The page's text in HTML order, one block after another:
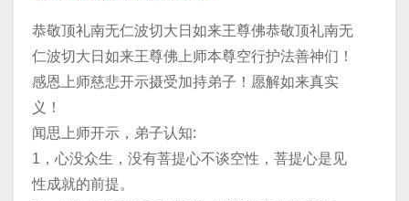
恭敬顶礼南无仁波切大日如来王尊佛恭敬顶礼南无
仁波切大日如来王尊佛上师本尊空行护法善神们！
感恩上师慈悲开示摄受加持弟子！愿解如来真实
义！
闻思上师开示，弟子认知:
1，心没众生，没有菩提心不谈空性，菩提心是见
性成就的前提。